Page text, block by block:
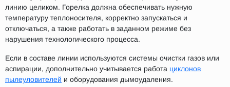
линию целиком. Горелка должна обеспечивать нужную
температуру теплоносителя, корректно запускаться и
отключаться, а также работать в заданном режиме без
нарушения технологического процесса.
Если в составе линии используются системы очистки газов или
аспирации, дополнительно учитывается работа циклонов
пылеуловителей и оборудования дымоудаления.